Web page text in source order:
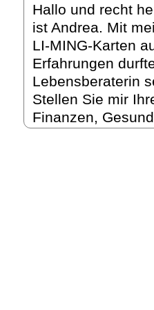
Hallo und recht
ist Andrea. Mit
LI-MING-Karten
Erfahrungen
Lebensberaterin
Stellen Sie mir
Finanzen,